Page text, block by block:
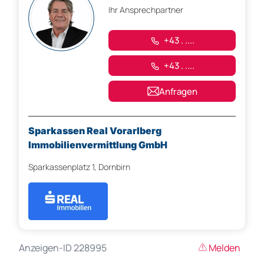
Ihr Ansprechpartner
+43 . ....
+43 . ....
Anfragen
Sparkassen Real Vorarlberg
Immobilienvermittlung GmbH
Sparkassenplatz 1, Dornbirn
Anzeigen-ID 228995 Melden